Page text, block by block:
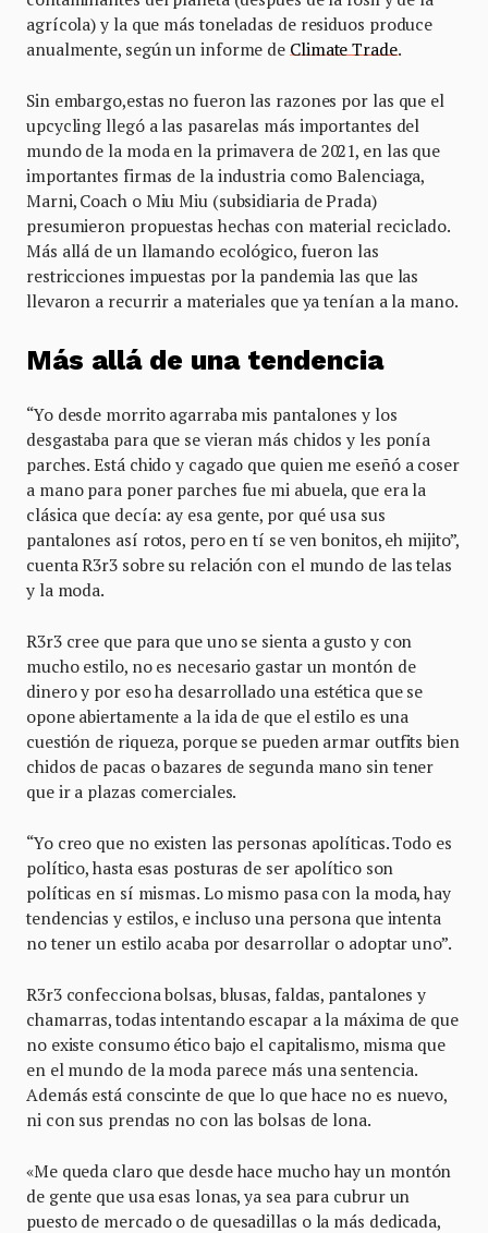
agrícola) y la que más toneladas de residuos produce
anualmente, según un informe deClimate Trade.
Sin embargo,estas no fueron las razones por las que el
upcycling llegó a las pasarelas más importantes del
mundo de la moda en la primavera de 2021, en las que
importantes firmas de la industria como Balenciaga,
Marni, Coach o Miu Miu (subsidiaria de Prada)
presumieron propuestas hechas con material reciclado.
Más allá de un llamando ecológico, fueron las
restricciones impuestas por la pandemia las que las
llevaron a recurrir a materiales que ya tenían a la mano.
Más allá de una tendencia
“Yo desde morrito agarraba mis pantalones y los
desgastaba para que se vieran más chidos y les ponía
parches. Está chido y cagado que quien me eseñó a coser
a mano para poner parches fue mi abuela, que era la
clásica que decía: ay esa gente, por qué usa sus
pantalones así rotos, pero en tí se ven bonitos, eh mijito”,
cuenta R3r3 sobre su relación con el mundo de las telas
y la moda.
R3r3 cree que para que uno se sienta a gusto y con
mucho estilo, no es necesario gastar un montón de
dinero y por eso ha desarrollado una estética que se
opone abiertamente a la ida de que el estilo es una
cuestión de riqueza, porque se pueden armar outfits bien
chidos de pacas o bazares de segunda mano sin tener
que ir a plazas comerciales.
“Yo creo que no existen las personas apolíticas. Todo es
político, hasta esas posturas de ser apolítico son
políticas en sí mismas. Lo mismo pasa con la moda, hay
tendencias y estilos, e incluso una persona que intenta
no tener un estilo acaba por desarrollar o adoptar uno”.
R3r3 confecciona bolsas, blusas, faldas, pantalones y
chamarras, todas intentando escapar a la máxima de que
no existe consumo ético bajo el capitalismo, misma que
en el mundo de la moda parece más una sentencia.
Además está conscinte de que lo que hace no es nuevo,
ni con sus prendas no con las bolsas de lona.
«Me queda claro que desde hace mucho hay un montón
de gente que usa esas lonas, ya sea para cubrur un
puesto de mercado o de quesadillas o la más dedicada,